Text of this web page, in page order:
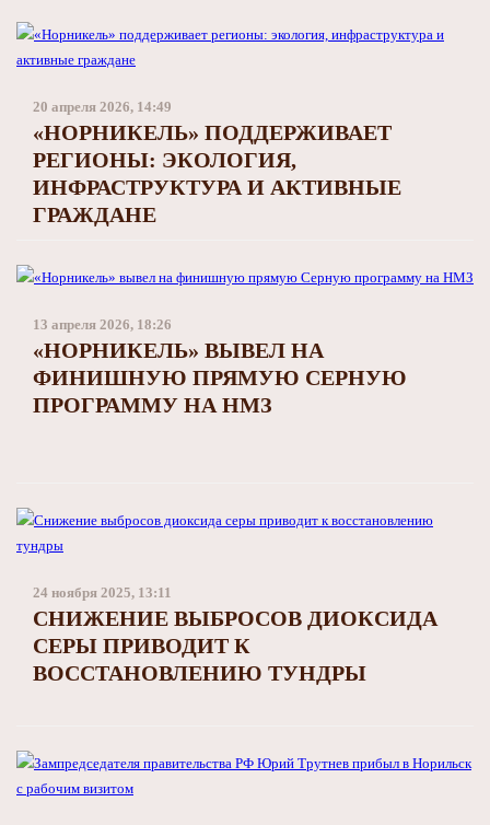
20 апреля 2026, 14:49
«НОРНИКЕЛЬ» ПОДДЕРЖИВАЕТ
РЕГИОНЫ: ЭКОЛОГИЯ,
ИНФРАСТРУКТУРА И АКТИВНЫЕ
ГРАЖДАНЕ
13 апреля 2026, 18:26
«НОРНИКЕЛЬ» ВЫВЕЛ НА
ФИНИШНУЮ ПРЯМУЮ СЕРНУЮ
ПРОГРАММУ НА НМЗ
24 ноября 2025, 13:11
СНИЖЕНИЕ ВЫБРОСОВ ДИОКСИДА
СЕРЫ ПРИВОДИТ К
ВОССТАНОВЛЕНИЮ ТУНДРЫ